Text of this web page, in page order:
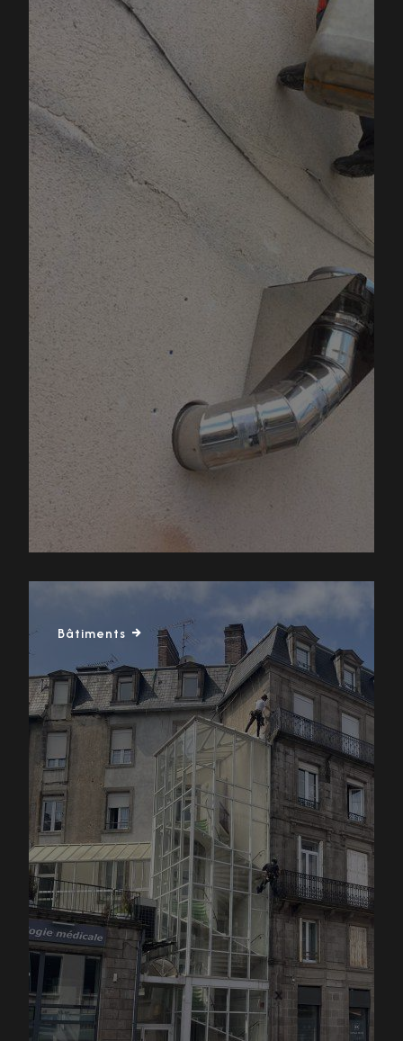
Bâtiments